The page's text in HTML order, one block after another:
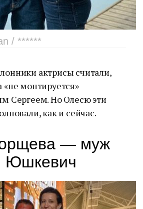
/ ******
актрисы считали,
монтируется»
Сергеем. Но Олесю эти
как и сейчас.
— муж
Юшкевич